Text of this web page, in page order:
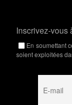
Inscrivez-vous
En soumettant
soient exploitées